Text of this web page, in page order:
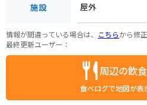
施設 屋外
情報が間違っている場合は、 こちらから修
最終更新ユーザー：
周辺の飲
食べログで地図が表